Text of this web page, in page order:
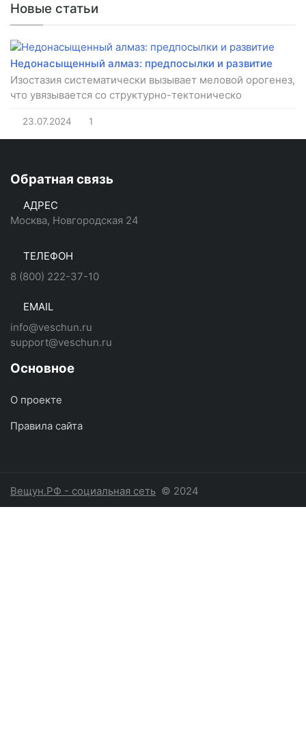
Новые статьи
Недонасыщенный алмаз: предпосылки и развитие
Изостазия систематически вызывает меловой орогенез,
что увязывается со структурно-тектоническо
23.07.2024 1
Обратная связь
АДРЕС
Москва, Новгородская 24
ТЕЛЕФОН
8 (800) 222-37-10
EMAIL
info@veschun.ru
support@veschun.ru
Основное
О проекте
Правила сайта
Вещун.РФ - социальная сеть © 2024